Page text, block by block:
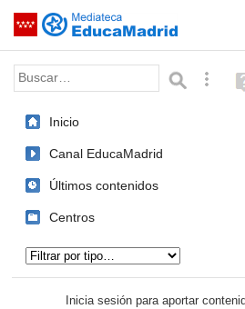
Saltar navegación
Palabra o frase:
Inicio
Canal EducaMadrid
Últimos contenidos
Centros
Inicia sesión para aportar